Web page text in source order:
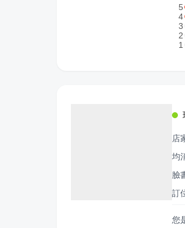
5
4
3
3
2
2
1
店
均
臉
訂
您